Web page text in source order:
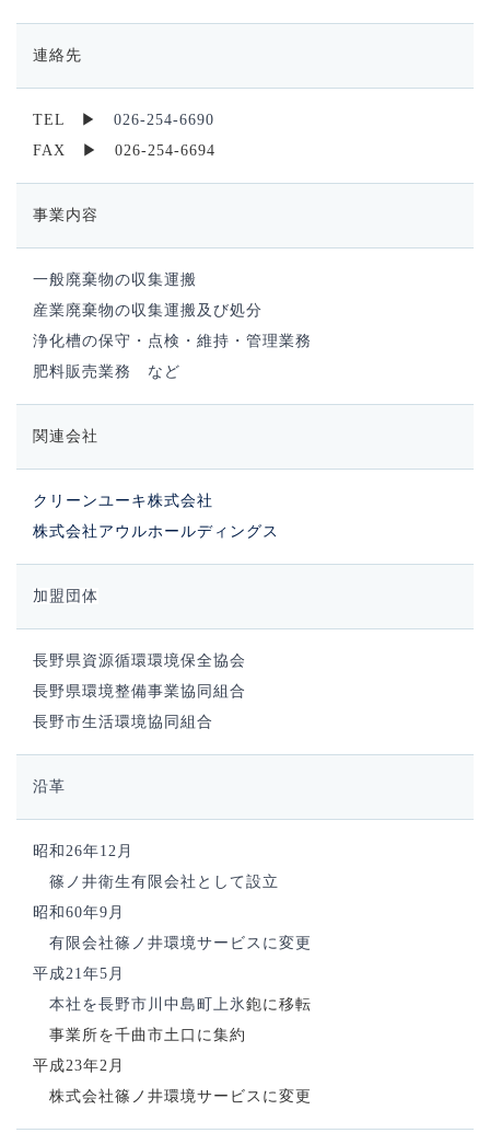
連絡先
TEL ▶ 026-254-6690
FAX ▶ 026-254-6694
事業内容
一般廃棄物の収集運搬
産業廃棄物の収集運搬及び処分
浄化槽の保守・点検・維持・管理業務
肥料販売業務 など
関連会社
クリーンユーキ株式会社
株式会社アウルホールディングス
加盟団体
長野県資源循環環境保全協会
長野県環境整備事業協同組合
長野市生活環境協同組合
沿革
昭和26年12月
篠ノ井衛生有限会社として設立
昭和60年9月
有限会社篠ノ井環境サービスに変更
平成21年5月
本社を長野市川中島町上氷鉋に移転
事業所を千曲市土口に集約
平成23年2月
株式会社篠ノ井環境サービスに変更